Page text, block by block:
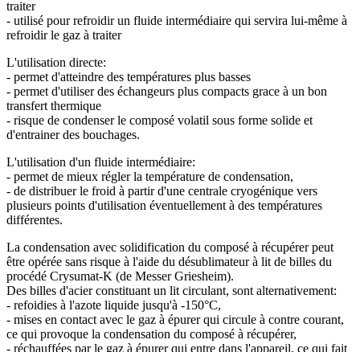
traiter
- utilisé pour refroidir un fluide intermédiaire qui servira lui-même à
refroidir le gaz à traiter
L'utilisation directe:
- permet d'atteindre des températures plus basses
- permet d'utiliser des échangeurs plus compacts grace à un bon
transfert thermique
- risque de condenser le composé volatil sous forme solide et
d'entrainer des bouchages.
L'utilisation d'un fluide intermédiaire:
- permet de mieux régler la température de condensation,
- de distribuer le froid à partir d'une centrale cryogénique vers
plusieurs points d'utilisation éventuellement à des températures
différentes.
La condensation avec solidification du composé à récupérer peut
être opérée sans risque à l'aide du désublimateur à lit de billes du
procédé Crysumat-K (de Messer Griesheim).
Des billes d'acier constituant un lit circulant, sont alternativement:
- refoidies à l'azote liquide jusqu'à -150°C,
- mises en contact avec le gaz à épurer qui circule à contre courant,
ce qui provoque la condensation du composé à récupérer,
- réchauffées par le gaz à épurer qui entre dans l'appareil, ce qui fait